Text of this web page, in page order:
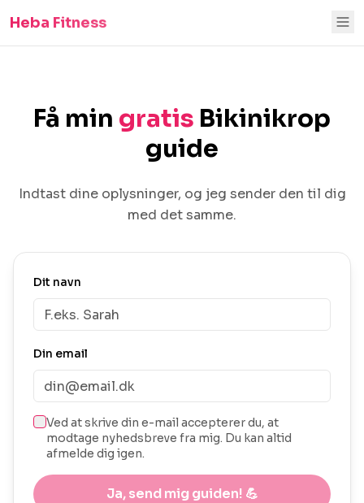
Heba Fitness
Få min gratis Bikinikrop
guide
Indtast dine oplysninger, og jeg sender den til dig
med det samme.
Dit navn
Din email
Ved at skrive din e-mail accepterer du, at
modtage nyhedsbreve fra mig. Du kan altid
afmelde dig igen.
Ja, send mig guiden! 💪